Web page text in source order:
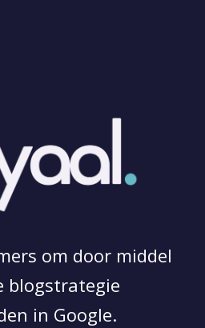
om door middel
blogstrategie
in Google.